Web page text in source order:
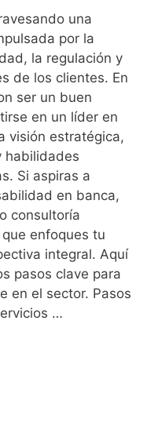
una
por la
la regulación y
de los clientes. En
ser un buen
en un líder en
visión estratégica,
habilidades
Si aspiras a
en banca,
consultoría
enfoques tu
integral. Aquí
pasos clave para
en el sector. Pasos
…